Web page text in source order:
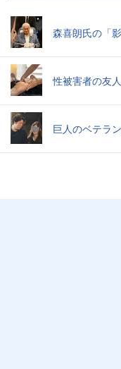
森喜朗氏の「
性被害者の友
巨人のベテラ